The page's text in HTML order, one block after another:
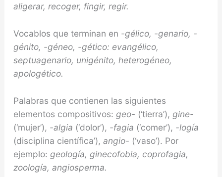
aligerar, recoger, fingir, regir.
Vocablos que terminan en -gélico, -genario, -
génito, -géneo, -gético: evangélico,
septuagenario, unigénito, heterogéneo,
apologético.
Palabras que contienen las siguientes
elementos compositivos: geo- (‘tierra’), gine-
(‘mujer’), -algia (‘dolor’), -fagia (‘comer’), -logía
(disciplina científica’), angio- (‘vaso’). Por
ejemplo: geología, ginecofobia, coprofagia,
zoología, angiosperma.